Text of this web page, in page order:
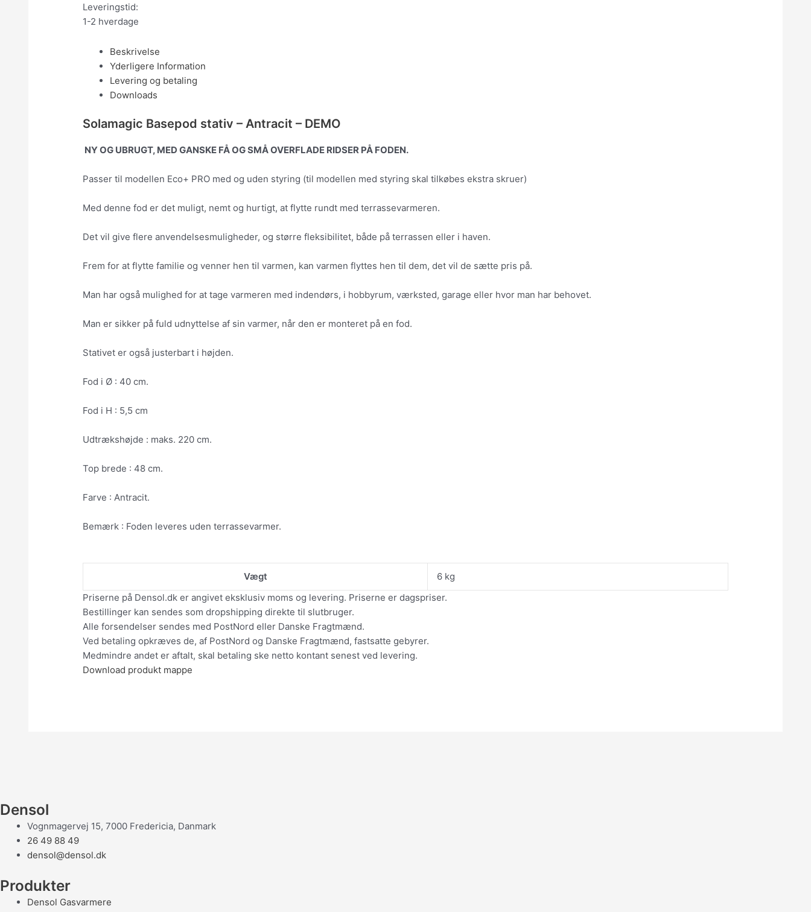
Leveringstid:
1-2 hverdage
Beskrivelse
Yderligere Information
Levering og betaling
Downloads
Solamagic Basepod stativ – Antracit – DEMO
NY OG UBRUGT, MED GANSKE FÅ OG SMÅ OVERFLADE RIDSER PÅ FODEN.
Passer til modellen Eco+ PRO med og uden styring (til modellen med styring skal tilkøbes ekstra skruer)
Med denne fod er det muligt, nemt og hurtigt, at flytte rundt med terrassevarmeren.
Det vil give flere anvendelsesmuligheder, og større fleksibilitet, både på terrassen eller i haven.
Frem for at flytte familie og venner hen til varmen, kan varmen flyttes hen til dem, det vil de sætte pris på.
Man har også mulighed for at tage varmeren med indendørs, i hobbyrum, værksted, garage eller hvor man har behovet.
Man er sikker på fuld udnyttelse af sin varmer, når den er monteret på en fod.
Stativet er også justerbart i højden.
Fod i Ø : 40 cm.
Fod i H : 5,5 cm
Udtrækshøjde : maks. 220 cm.
Top brede : 48 cm.
Farve : Antracit.
Bemærk : Foden leveres uden terrassevarmer.
Vægt
6 kg
Priserne på Densol.dk er angivet eksklusiv moms og levering. Priserne er dagspriser.
Bestillinger kan sendes som dropshipping direkte til slutbruger.
Alle forsendelser sendes med PostNord eller Danske Fragtmænd.
Ved betaling opkræves de, af PostNord og Danske Fragtmænd, fastsatte gebyrer.
Medmindre andet er aftalt, skal betaling ske netto kontant senest ved levering.
Download produkt mappe
Densol
Vognmagervej 15, 7000 Fredericia, Danmark
26 49 88 49
densol@densol.dk
Produkter
Densol Gasvarmere